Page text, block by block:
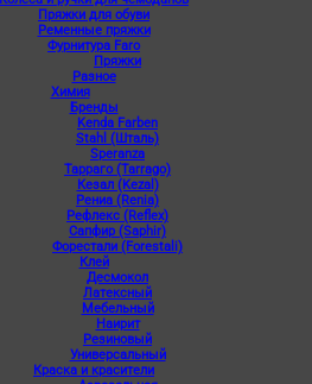
Пряжки для обуви
Ременные пряжки
Фурнитура Faro
Пряжки
Разное
Химия
Бренды
Kenda Farben
Stahl (Шталь)
Speranza
Тарраго (Tarrago)
Кезал (Kezal)
Рениа (Renia)
Рефлекс (Reflex)
Сапфир (Saphir)
Форестали (Forestali)
Клей
Десмокол
Латексный
Мебельный
Наирит
Резиновый
Универсальный
Краска и красители